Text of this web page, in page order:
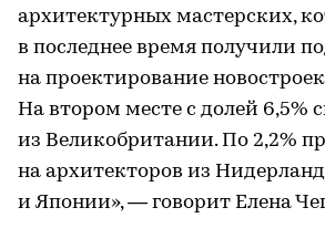
архитектурных мастерских,
в последнее время получили
на проектирование
На втором месте с долей 6,5%
из Великобритании. По 2,2%
на архитекторов из
и Японии», — говорит Елена